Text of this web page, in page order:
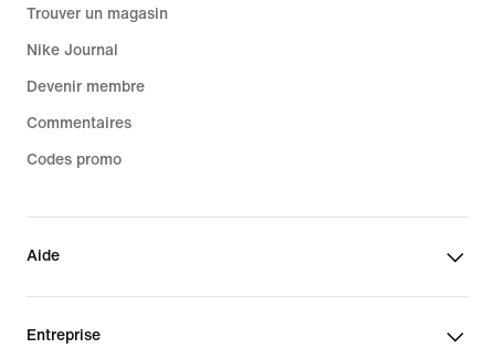
Trouver un magasin
Nike Journal
Devenir membre
Commentaires
Codes promo
Aide
Entreprise